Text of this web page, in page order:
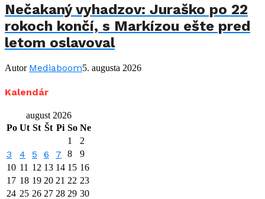
Nečakaný vyhadzov: Juraško po 22
rokoch končí, s Markízou ešte pred
letom oslavoval
Autor Mediaboom5. augusta 2026
Kalendár
august 2026
Po Ut St Št Pi So Ne
1
2
3 4 5 6 7 8
9
10 11 12 13 14 15 16
17 18 19 20 21 22 23
24 25 26 27 28 29 30